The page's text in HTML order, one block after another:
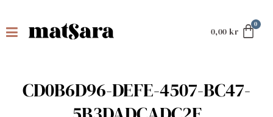
0,00 kr
CD0B6D96-DEFE-4507-BC47-